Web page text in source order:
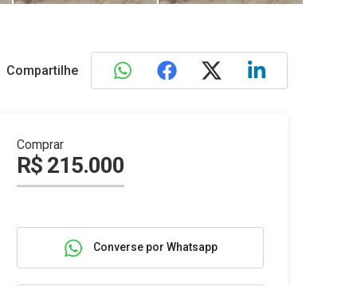
Compartilhe
Comprar
R$ 215.000
Converse por Whatsapp